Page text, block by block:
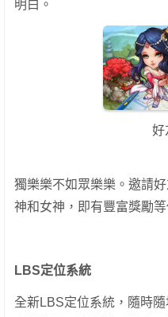
明白。
好
獨樂樂不如眾樂樂。邀請
神和女神，即有豐富獎勵等
LBS定位系統
全新LBS定位系統，隨時